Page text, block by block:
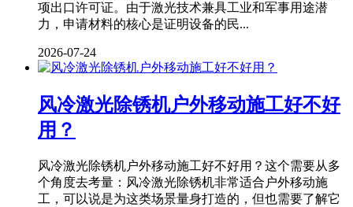
项出口许可证。由于激光技术兼具工业和军事用途潜
力，申请材料的核心是证明设备的民...
2026-07-24
风冷激光除锈机户外移动施工好不好
用？
风冷激光除锈机户外移动施工好不好用？这个需要从多
个角度去考量：风冷激光除锈机非常适合户外移动施
工，可以说是为这类场景量身打造的，但也需要了解它